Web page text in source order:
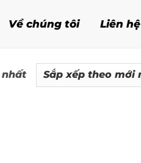
Về chúng tôi Liên hệ
nhất